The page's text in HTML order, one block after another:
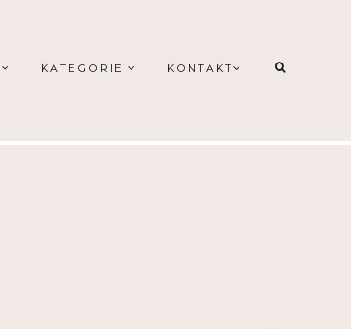
KATEGORIE KONTAKT